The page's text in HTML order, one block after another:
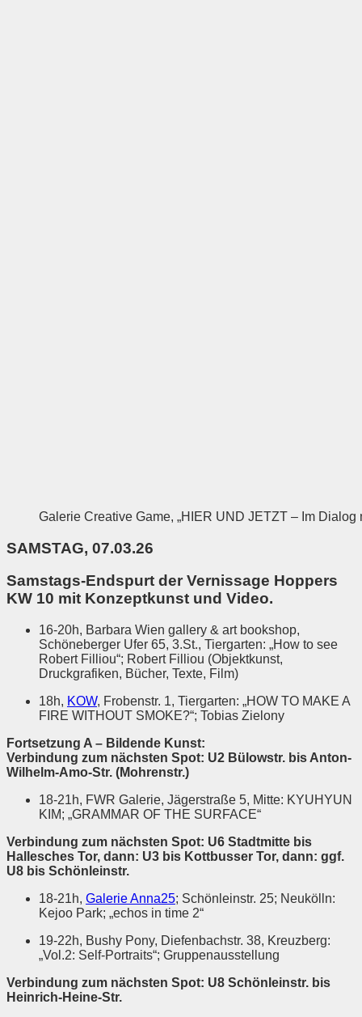
Galerie Creative Game, „HIER UND JETZT – Im Dialog
SAMSTAG, 07.03.26
Samstags-Endspurt der Vernissage Hoppers
KW 10 mit Konzeptkunst und Video.
16-20h, Barbara Wien gallery & art bookshop,
Schöneberger Ufer 65, 3.St., Tiergarten: „How to see
Robert Filliou“; Robert Filliou (Objektkunst,
Druckgrafiken, Bücher, Texte, Film)
18h, KOW, Frobenstr. 1, Tiergarten: „HOW TO MAKE A
FIRE WITHOUT SMOKE?“; Tobias Zielony
Fortsetzung A – Bildende Kunst:
Verbindung zum nächsten Spot: U2 Bülowstr. bis Anton-
Wilhelm-Amo-Str. (Mohrenstr.)
18-21h, FWR Galerie, Jägerstraße 5, Mitte: KYUHYUN
KIM; „GRAMMAR OF THE SURFACE“
Verbindung zum nächsten Spot: U6 Stadtmitte bis
Hallesches Tor, dann: U3 bis Kottbusser Tor, dann: ggf.
U8 bis Schönleinstr.
18-21h, Galerie Anna25; Schönleinstr. 25; Neukölln:
Kejoo Park; „echos in time 2“
19-22h, Bushy Pony, Diefenbachstr. 38, Kreuzberg:
„Vol.2: Self-Portraits“; Gruppenausstellung
Verbindung zum nächsten Spot: U8 Schönleinstr. bis
Heinrich-Heine-Str.